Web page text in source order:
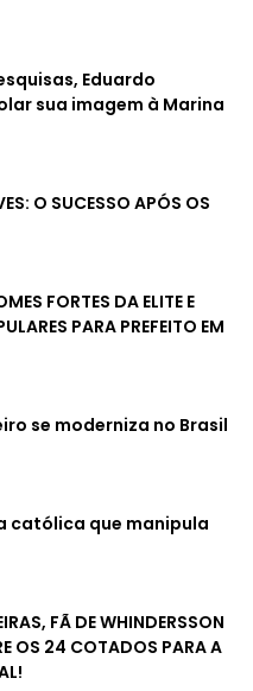
Eduardo
sua imagem à Marina
O SUCESSO APÓS OS
FORTES DA ELITE E
PARA PREFEITO EM
se moderniza no Brasil
católica que manipula
FÃ DE WHINDERSSON
OS 24 COTADOS PARA A